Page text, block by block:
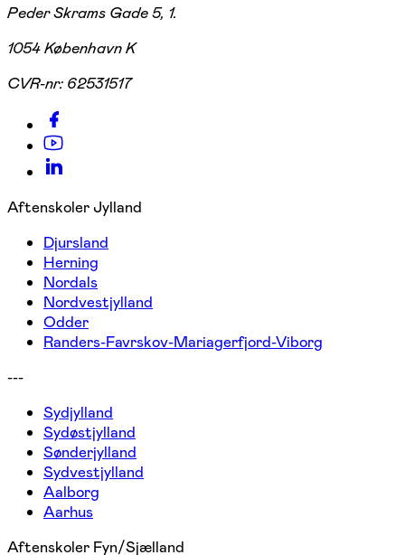
Peder Skrams Gade 5, 1.
1054 København K
CVR-nr: 62531517
Aftenskoler Jylland
Djursland
Herning
Nordals
Nordvestjylland
Odder
Randers-Favrskov-Mariagerfjord-Viborg
---
Sydjylland
Sydøstjylland
Sønderjylland
Sydvestjylland
Aalborg
Aarhus
Aftenskoler Fyn/Sjælland